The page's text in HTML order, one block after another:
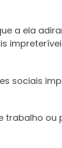
a ela
sociais
trabalho ou